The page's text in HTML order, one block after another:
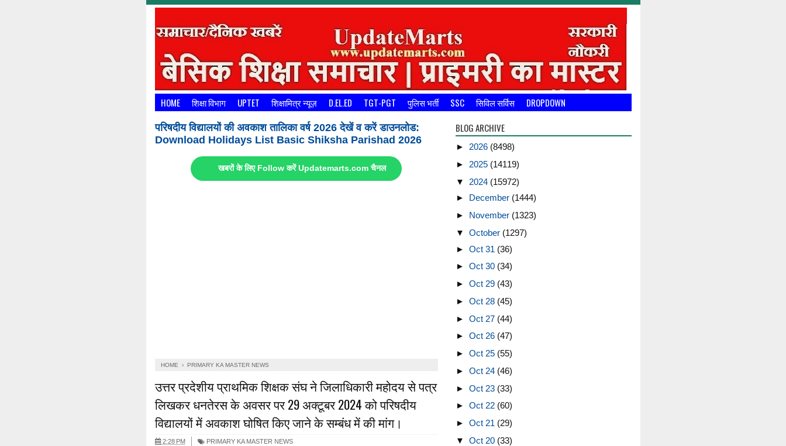
HOME शिक्षा विभाग UPTET शिक्षामित्र न्यूज़ D.EL.ED TGT-PGT पुलिस भर्ती SSC सिविल सर्विस DROPDOWN
परिषदीय विद्यालयों की अवकाश तालिका वर्ष 2026 देखें व करें डाउनलोड:
Download Holidays List Basic Shiksha Parishad 2026
खबरों के लिए Follow करें Updatemarts.com चैनल
HOME › PRIMARY KA MASTER NEWS
उत्तर प्रदेशीय प्राथमिक शिक्षक संघ ने जिलाधिकारी महोदय से पत्र
लिखकर धनतेरस के अवसर पर 29 अक्टूबर 2024 को परिषदीय
विद्यालयों में अवकाश घोषित किए जाने के सम्बंध में की मांग।
2:28 PM PRIMARY KA MASTER NEWS
BLOG ARCHIVE
► 2026 (8498)
► 2025 (14119)
▼ 2024 (15972)
► December (1444)
► November (1323)
▼ October (1297)
► Oct 31 (36)
► Oct 30 (34)
► Oct 29 (43)
► Oct 28 (45)
► Oct 27 (44)
► Oct 26 (47)
► Oct 25 (55)
► Oct 24 (46)
► Oct 23 (33)
► Oct 22 (60)
► Oct 21 (29)
▼ Oct 20 (33)